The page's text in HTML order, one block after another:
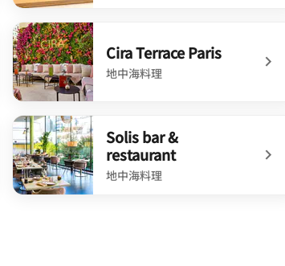
undefined Brasserie Les Saisons
Cira Terrace Paris
地中海料理
undefined Cira Terrace Paris
Solis bar &
restaurant
地中海料理